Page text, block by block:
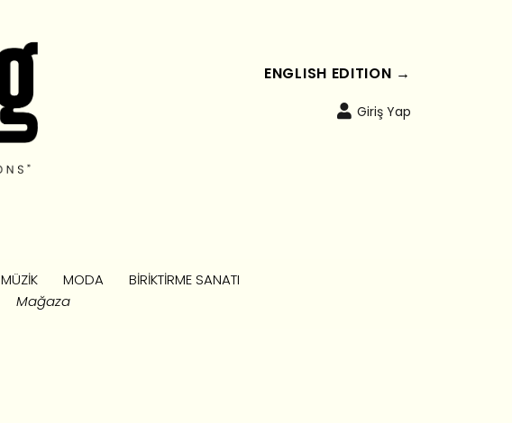
ENGLISH EDITION →
Giriş Yap
MÜZIK MODA
BIRIKTIRME SANATI
Mağaza